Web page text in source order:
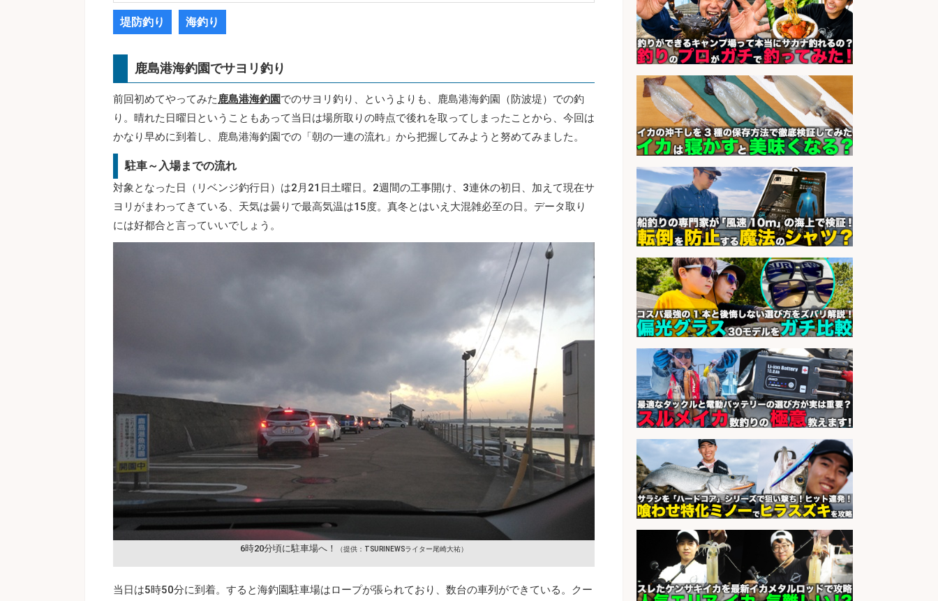
堤防釣り 海釣り
鹿島港海釣園でサヨリ釣り
前回初めてやってみた鹿島港海釣園でのサヨリ釣り、というよりも、鹿島港海釣園（防波堤）での釣
り。晴れた日曜日ということもあって当日は場所取りの時点で後れを取ってしまったことから、今回は
かなり早めに到着し、鹿島港海釣園での「朝の一連の流れ」から把握してみようと努めてみました。
駐車～入場までの流れ
対象となった日（リベンジ釣行日）は2月21日土曜日。2週間の工事開け、3連休の初日、加えて現在サ
ヨリがまわってきている、天気は曇りで最高気温は15度。真冬とはいえ大混雑必至の日。データ取り
には好都合と言っていいでしょう。
6時20分頃に駐車場へ！ （提供：TSURINEWSライター尾崎大祐）
当日は5時50分に到着。すると海釣園駐車場はロープが張られており、数台の車列ができている。クー
の物流事務・営業アシスタント/残
業なし×土日祝休み×大型連休あり/
滋賀県/大津市
会社名 株式会社ホットスタッフ滋賀
sponsored by 求人ボックス
和食, 日本料理・懐石料理/店長・店
長候補/ライブ感が満載!魚の価値を
上げ、食とエンタメで地域を元気に!
店長候補募集
会社名
魚と肴 いとおかし 魚と肴 いとお
かし
sponsored by 求人ボックス
魚の「バイヤー」貴方の目利きでヒ
ットを生む、裁量バイヤー募集
会社名 株式会社コムライン
sponsored by 求人ボックス
釣り具メーカーでの釣り竿の設計開
発業務
会社名 株式会社天龍
sponsored by 求人ボックス
精肉・青果・鮮魚販売/「志布志
市」「時給1,150円〜」志布志駅か
ら車5分/お魚のカットや商品の陳列
業務/残業少なめ×車通勤OK×時間選
べる/鹿児島県/志布志市
会社名 株式会社ホットスタッフ鹿児島
sponsored by 求人ボックス